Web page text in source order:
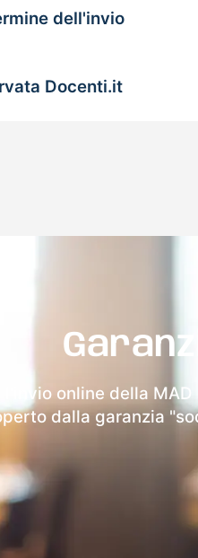
dell'invio
Docenti.it
l'invio online della
dalla garanzia